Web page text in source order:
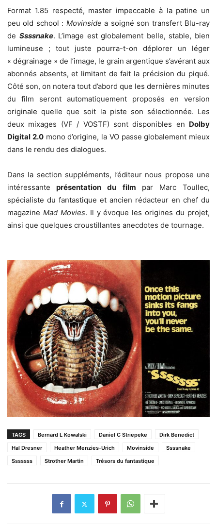
Format 1.85 respecté, master impeccable à la patine un
peu old school : Movinside a soigné son transfert Blu-ray
de Ssssnake. L’image est globalement belle, stable, bien
lumineuse ; tout juste pourra-t-on déplorer un léger
« dégrainage » de l’image, le grain argentique s’avérant aux
abonnés absents, et limitant de fait la précision du piqué.
Côté son, on notera tout d’abord que les dernières minutes
du film seront automatiquement proposés en version
originale quelle que soit la piste son sélectionnée. Les
deux mixages (VF / VOSTF) sont disponibles en Dolby
Digital 2.0mono d’origine, la VO passe globalement mieux
dans le rendu des dialogues.
Dans la section suppléments, l’éditeur nous propose une
intéressante présentation du film par Marc Toullec,
spécialiste du fantastique et ancien rédacteur en chef du
magazine Mad Movies. Il y évoque les origines du projet,
ainsi que quelques croustillantes anecdotes de tournage.
TAGS Bernard L Kowalski Daniel C Striepeke
Dirk Benedict
Hal Dresner
Heather Menzies-Urich Movinside
Ssssnake
Sssssss
Strother Martin Trésors du fantastique